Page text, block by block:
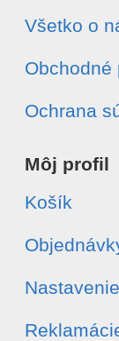
Všetko o
Obchodné
Ochrana
Môj profil
Košík